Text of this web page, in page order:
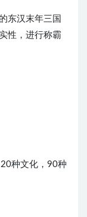
东汉末年三国
性，进行称霸
种文化，90种